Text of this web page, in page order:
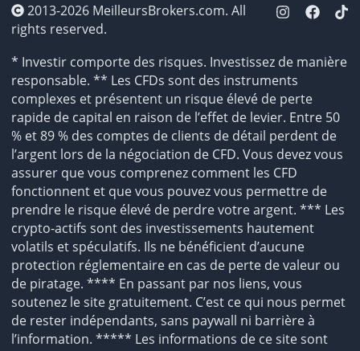
2013-2026 MeilleursBrokers.com. All
rights reserved.
* Investir comporte des risques. Investissez de manière
responsable. ** Les CFDs sont des instruments
complexes et présentent un risque élevé de perte
rapide de capital en raison de l’effet de levier. Entre 50
% et 89 % des comptes de clients de détail perdent de
l’argent lors de la négociation de CFD. Vous devez vous
assurer que vous comprenez comment les CFD
fonctionnent et que vous pouvez vous permettre de
prendre le risque élevé de perdre votre argent. *** Les
crypto-actifs sont des investissements hautement
volatils et spéculatifs. Ils ne bénéficient d’aucune
protection réglementaire en cas de perte de valeur ou
de piratage. **** En passant par nos liens, vous
soutenez le site gratuitement. C’est ce qui nous permet
de rester indépendants, sans paywall ni barrière à
l’information. ***** Les informations de ce site sont